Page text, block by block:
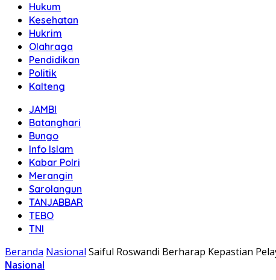
Hukum
Kesehatan
Hukrim
Olahraga
Pendidikan
Politik
Kalteng
JAMBI
Batanghari
Bungo
Info Islam
Kabar Polri
Merangin
Sarolangun
TANJABBAR
TEBO
TNI
Beranda Nasional Saiful Roswandi Berharap Kepastian
Nasional